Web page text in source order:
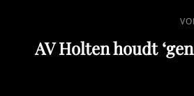
bericht
AV Holten houdt